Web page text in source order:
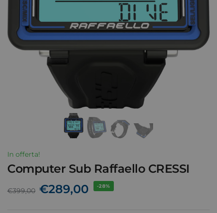
In offerta!
Computer Sub Raffaello CRESSI
€399,00 €289,00 -28%